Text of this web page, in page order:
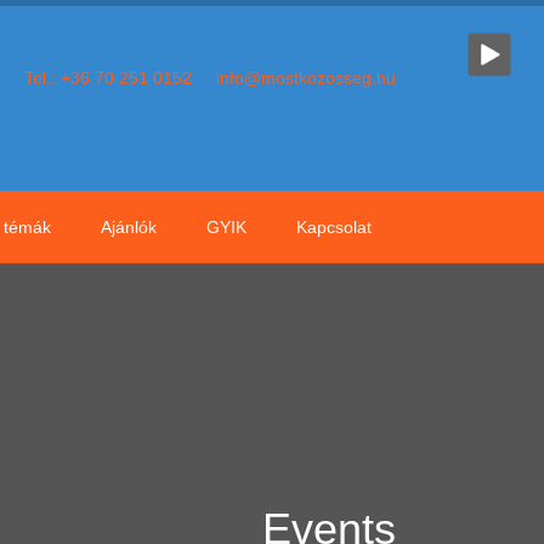
Tel.: +36 70 251 0152 info@mostkozosseg.hu
témák Ajánlók GYIK Kapcsolat
Events